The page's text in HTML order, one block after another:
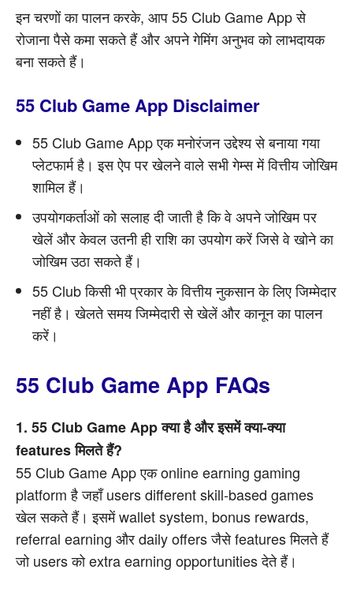
इन चरणों का पालन करके, आप 55 Club Game App से
रोजाना पैसे कमा सकते हैं और अपने गेमिंग अनुभव को लाभदायक
बना सकते हैं।
55 Club Game App Disclaimer
55 Club Game App एक मनोरंजन उद्देश्य से बनाया गया
प्लेटफार्म है। इस ऐप पर खेलने वाले सभी गेम्स में वित्तीय जोखिम
शामिल हैं।
उपयोगकर्ताओं को सलाह दी जाती है कि वे अपने जोखिम पर
खेलें और केवल उतनी ही राशि का उपयोग करें जिसे वे खोने का
जोखिम उठा सकते हैं।
55 Club किसी भी प्रकार के वित्तीय नुकसान के लिए जिम्मेदार
नहीं है। खेलते समय जिम्मेदारी से खेलें और कानून का पालन
करें।
55 Club Game App FAQs
1. 55 Club Game App क्या है और इसमें क्या-क्या
features मिलते हैं?
55 Club Game App एक online earning gaming
platform है जहाँ users different skill-based games
खेल सकते हैं। इसमें wallet system, bonus rewards,
referral earning और daily offers जैसे features मिलते हैं
जो users को extra earning opportunities देते हैं।